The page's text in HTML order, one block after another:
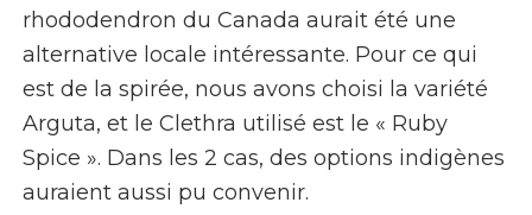
rhododendron du Canada aurait été une
alternative locale intéressante. Pour ce qui
est de la spirée, nous avons choisi la variété
Arguta, et le Clethra utilisé est le « Ruby
Spice ». Dans les 2 cas, des options indigènes
auraient aussi pu convenir.